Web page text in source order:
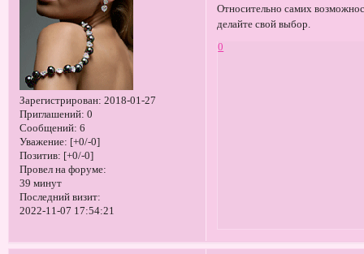
Зарегистрирован: 2018-01-27
Приглашений: 0
Сообщений: 6
Уважение: [+0/-0]
Позитив: [+0/-0]
Провел на форуме:
39 минут
Последний визит:
2022-11-07 17:54:21
Относительно самих
делайте свой выбор.
0